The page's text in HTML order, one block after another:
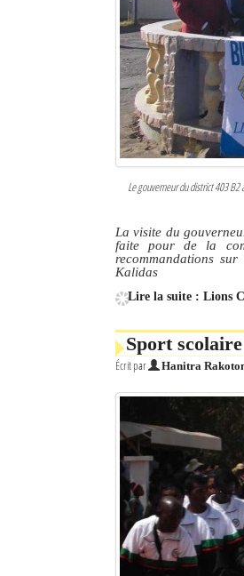
Le gouverneur du district 403
La visite du
faite pour de la
recommandations
Kalidas
Lire la suite : Lions
Sport
Écrit par Hanitra